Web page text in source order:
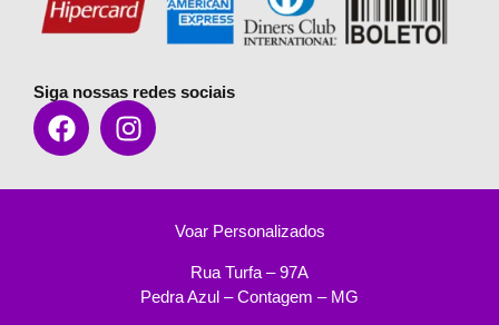
Siga nossas redes sociais
Voar Personalizados
Rua Turfa – 97A
Pedra Azul – Contagem – MG